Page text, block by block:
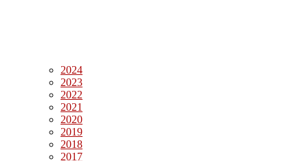
2024
2023
2022
2021
2020
2019
2018
2017